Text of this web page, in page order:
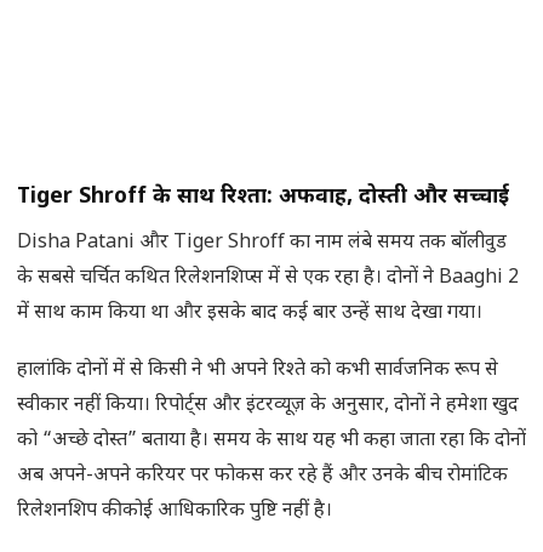
Tiger Shroff के साथ रिश्ता: अफवाहें, दोस्ती और सच्चाई
Disha Patani और Tiger Shroff का नाम लंबे समय तक बॉलीवुड
के सबसे चर्चित कथित रिलेशनशिप्स में से एक रहा है। दोनों ने Baaghi 2
में साथ काम किया था और इसके बाद कई बार उन्हें साथ देखा गया।
हालांकि दोनों में से किसी ने भी अपने रिश्ते को कभी सार्वजनिक रूप से
स्वीकार नहीं किया। रिपोर्ट्स और इंटरव्यूज़ के अनुसार, दोनों ने हमेशा खुद
को “अच्छे दोस्त” बताया है। समय के साथ यह भी कहा जाता रहा कि दोनों
अब अपने-अपने करियर पर फोकस कर रहे हैं और उनके बीच रोमांटिक
रिलेशनशिप की कोई आधिकारिक पुष्टि नहीं है।